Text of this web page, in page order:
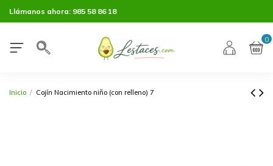
Llámanos ahora: 985 58 86 18
0
Inicio Cojín Nacimiento niño (con relleno) 7